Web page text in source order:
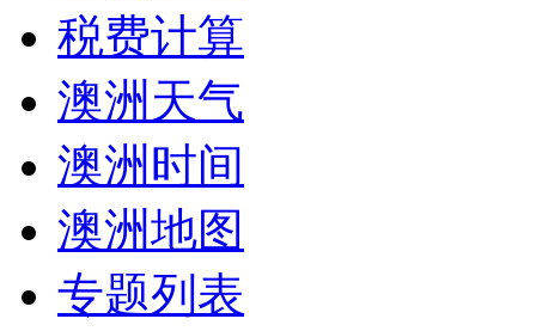
税费计算
澳洲天气
澳洲时间
澳洲地图
专题列表